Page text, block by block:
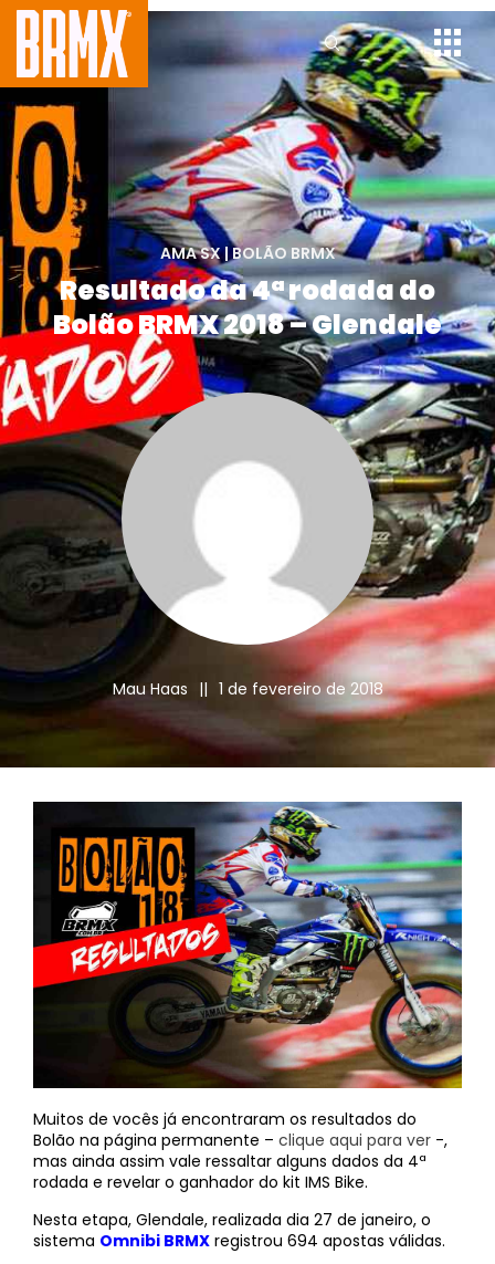
AMA SX|BOLÃO BRMX
Resultado da 4ª rodada do
Bolão BRMX 2018 – Glendale
Mau Haas || 1 de fevereiro de 2018
Muitos de vocês já encontraram os resultados do
Bolão na página permanente – clique aqui para ver -,
mas ainda assim vale ressaltar alguns dados da 4ª
rodada e revelar o ganhador do kit IMS Bike.
Nesta etapa, Glendale, realizada dia 27 de janeiro, o
sistema Omnibi BRMX registrou 694 apostas válidas.